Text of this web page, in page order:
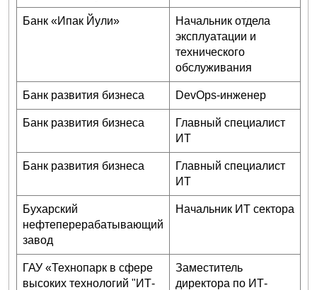
Банк «Ипак Йули»
Начальник отдела
эксплуатации и
технического
обслуживания
Банк развития бизнеса DevOps-инженер
Банк развития бизнеса
Главный специалист
ИТ
Банк развития бизнеса
Главный специалист
ИТ
Бухарский
нефтеперерабатывающий
завод
Начальник ИТ сектора
ГАУ «Технопарк в сфере
высоких технологий "ИТ-
Заместитель
директора по ИТ-